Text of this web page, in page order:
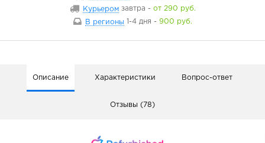
Курьером завтра - от 290 руб.
В регионы
1-4 дня - 900 руб.
Описание Характеристики Вопрос-ответ
Отзывы (78)